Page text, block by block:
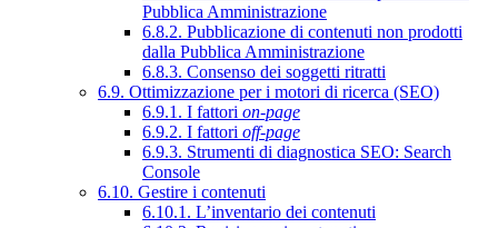
Pubblica Amministrazione
6.8.2. Pubblicazione di contenuti non prodotti
dalla Pubblica Amministrazione
6.8.3. Consenso dei soggetti ritratti
6.9. Ottimizzazione per i motori di ricerca (SEO)
6.9.1. I fattori on-page
6.9.2. I fattori off-page
6.9.3. Strumenti di diagnostica SEO: Search
Console
6.10. Gestire i contenuti
6.10.1. L’inventario dei contenuti